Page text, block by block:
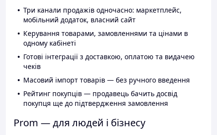
Три канали продажів одночасно: маркетплейс,
мобільний додаток, власний сайт
Керування товарами, замовленнями та цінами в
одному кабінеті
Готові інтеграції з доставкою, оплатою та видачею
чеків
Масовий імпорт товарів — без ручного введення
Рейтинг покупців — продавець бачить досвід
покупця ще до підтвердження замовлення
Prom — для людей і бізнесу